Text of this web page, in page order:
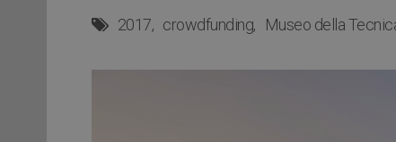
2017 crowdfunding Museo della